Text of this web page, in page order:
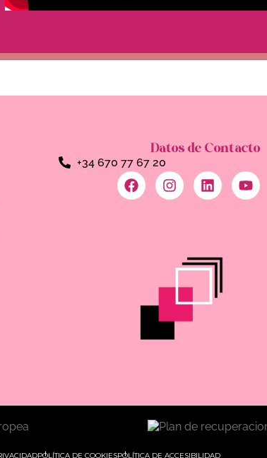
Datos de Contacto
+34 670 77 67 20
POLÍTICA DE COOKIESPOLÍTICA DE ACCESIBILIDAD